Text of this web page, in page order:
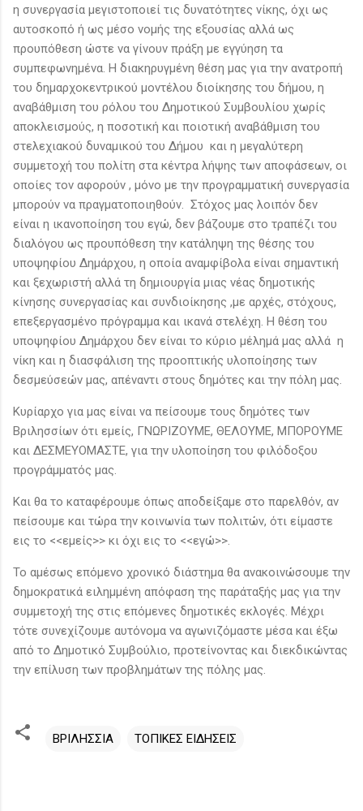
η συνεργασία μεγιστοποιεί τις δυνατότητες νίκης, όχι ως
αυτοσκοπό ή ως μέσο νομής της εξουσίας αλλά ως
προυπόθεση ώστε να γίνουν πράξη με εγγύηση τα
συμπεφωνημένα. Η διακηρυγμένη θέση μας για την ανατροπή
του δημαρχοκεντρικού μοντέλου διοίκησης του δήμου, η
αναβάθμιση του ρόλου του Δημοτικού Συμβουλίου χωρίς
αποκλεισμούς, η ποσοτική και ποιοτική αναβάθμιση του
στελεχιακού δυναμικού του Δήμου και η μεγαλύτερη
συμμετοχή του πολίτη στα κέντρα λήψης των αποφάσεων, οι
οποίες τον αφορούν , μόνο με την προγραμματική συνεργασία
μπορούν να πραγματοποιηθούν. Στόχος μας λοιπόν δεν
είναι η ικανοποίηση του εγώ, δεν βάζουμε στο τραπέζι του
διαλόγου ως προυπόθεση την κατάληψη της θέσης του
υποψηφίου Δημάρχου, η οποία αναμφίβολα είναι σημαντική
και ξεχωριστή αλλά τη δημιουργία μιας νέας δημοτικής
κίνησης συνεργασίας και συνδιοίκησης ,με αρχές, στόχους,
επεξεργασμένο πρόγραμμα και ικανά στελέχη. Η θέση του
υποψηφίου Δημάρχου δεν είναι το κύριο μέλημά μας αλλά η
νίκη και η διασφάλιση της προοπτικής υλοποίησης των
δεσμεύσεών μας, απέναντι στους δημότες και την πόλη μας.
Κυρίαρχο για μας είναι να πείσουμε τους δημότες των
Βριλησσίων ότι εμείς, ΓΝΩΡΙΖΟΥΜΕ, ΘΕΛΟΥΜΕ, ΜΠΟΡΟΥΜΕ
και ΔΕΣΜΕΥΟΜΑΣΤΕ, για την υλοποίηση του φιλόδοξου
προγράμματός μας.
Και θα το καταφέρουμε όπως αποδείξαμε στο παρελθόν, αν
πείσουμε και τώρα την κοινωνία των πολιτών, ότι είμαστε
εις το <<εμείς>> κι όχι εις το <<εγώ>>.
Το αμέσως επόμενο χρονικό διάστημα θα ανακοινώσουμε την
δημοκρατικά ειλημμένη απόφαση της παράταξής μας για την
συμμετοχή της στις επόμενες δημοτικές εκλογές. Μέχρι
τότε συνεχίζουμε αυτόνομα να αγωνιζόμαστε μέσα και έξω
από το Δημοτικό Συμβούλιο, προτείνοντας και διεκδικώντας
την επίλυση των προβλημάτων της πόλης μας.
ΒΡΙΛΗΣΣΙΑ ΤΟΠΙΚΕΣ ΕΙΔΗΣΕΙΣ